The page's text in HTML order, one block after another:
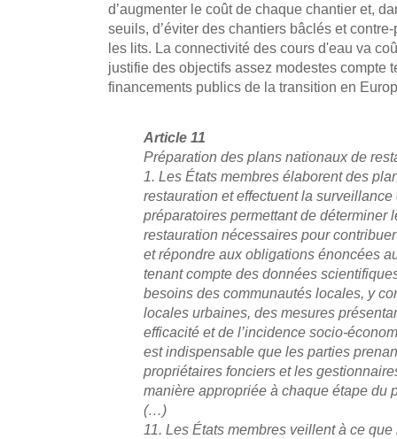
d’augmenter le coût de chaque chantier et,
seuils, d’éviter des chantiers bâclés et
les lits. La connectivité des cours d'eau va
justifie des objectifs assez modestes compte
financements publics de la transition en
Article 11
Préparation des plans nationaux de
1. Les États membres élaborent des
restauration et effectuent la
préparatoires permettant de déterminer
restauration nécessaires pour
et répondre aux obligations énoncées
tenant compte des données
besoins des communautés locales, y
locales urbaines, des mesures
efficacité et de l’incidence socio-
est indispensable que les parties
propriétaires fonciers et les
manière appropriée à chaque étape du
(…)
11. Les États membres veillent à ce